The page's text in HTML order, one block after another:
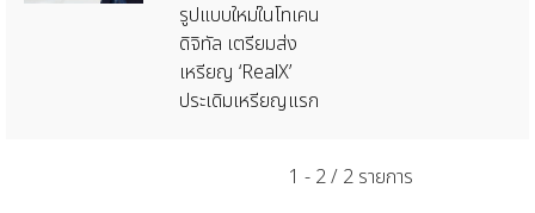
รูปแบบใหม่ในโทเคน
ดิจิทัล เตรียมส่ง
เหรียญ ‘RealX’
ประเดิมเหรียญแรก
1 - 2 / 2 รายการ